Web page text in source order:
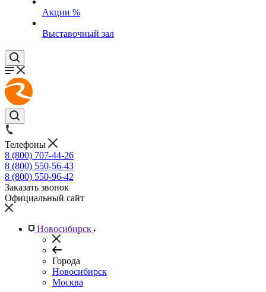
Акции %
Выставочный зал
Телефоны
8 (800) 707-44-26
8 (800) 550-56-43
8 (800) 550-96-42
Заказать звонок
Официальный сайт
Новосибирск
Города
Новосибирск
Москва